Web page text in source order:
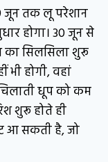
जून तक लू परेशान
होगा। 30 जून से
का सिलसिला शुरू
भी होगी, वहां
धूप को कम
शुरू होते ही
आ सकती है, जो